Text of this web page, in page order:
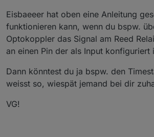
Eisbaeeer hat oben eine Anleitung
funktionieren kann, wenn du bspw.
Optokoppler das Signal am Reed
an einen Pin der als Input konfiguriert
Dann könntest du ja bspw. den
weisst so, wiespät jemand bei dir
VG!